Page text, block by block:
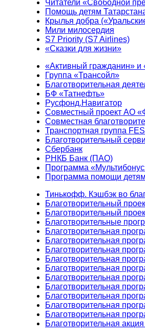
Читатели «Свободной
Помощь детям
Крылья добра
Мили милосердия
S7 Priority (S7 Airlines)
«Сказки для жизни»
«Активный гражданин» и
Группа «Трансойл»
Благотворительная
БФ «Татнефть»
Русфонд.Навигатор
Совместный проект АО
Совместная
Транспортная группа
Благотворительный
Сбербанк
РНКБ Банк (ПАО)
Программа
Программа помощи
Тинькофф. Кэшбэк во
Благотворительный
Благотворительный
Благотворительные
Благотворительная
Благотворительная
Благотворительная
Благотворительная
Благотворительная
Благотворительная
Благотворительная
Благотворительная
Благотворительная
Благотворительная
Благотворительная